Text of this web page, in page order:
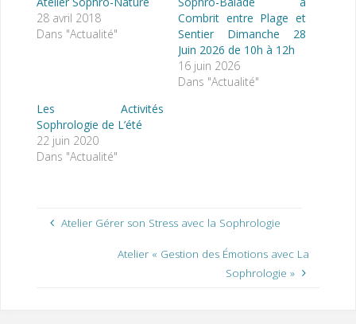
28 avril 2018
Dans "Actualité"
Combrit entre Plage et
Sentier Dimanche 28
Juin 2026 de 10h à 12h
16 juin 2026
Dans "Actualité"
Les Activités
Sophrologie de L’été
22 juin 2020
Dans "Actualité"
Atelier Gérer son Stress avec la Sophrologie
Atelier « Gestion des Émotions avec La
Sophrologie »